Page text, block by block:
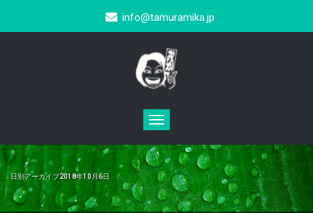
info@tamuramika.jp
Toggle
navigation
日別アーカイブ2018年10月6日